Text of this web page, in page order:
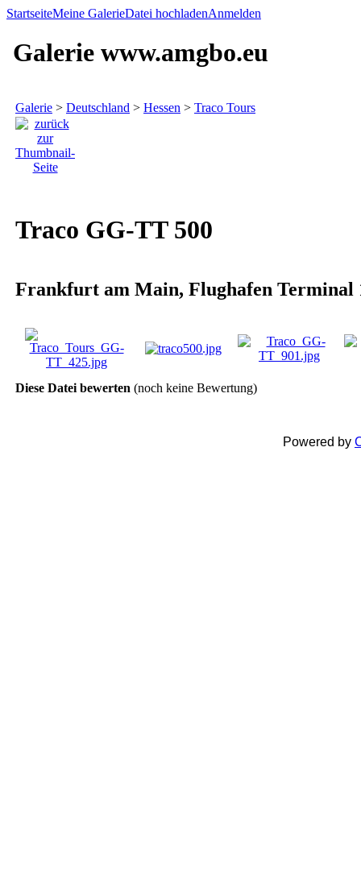
StartseiteMeine GalerieDatei hochladenAnmelden
Galerie www.amgbo.eu
Galerie > Deutschland > Hessen > Traco Tours
Traco GG-TT 500
Frankfurt am Main, Flughafen Terminal
Diese Datei bewerten (noch keine Bewertung)
Powered by